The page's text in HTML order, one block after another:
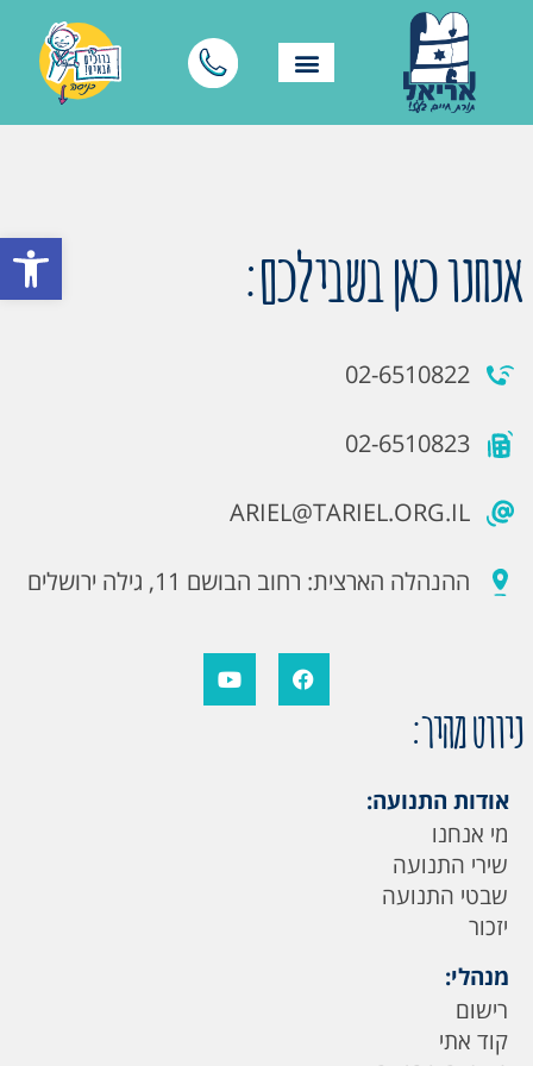
פתח אנחנו כאן בשבילכם:
02-6510822
02-6510823
ARIEL@TARIEL.ORG.IL
ההנהלה הארצית: רחוב הבושם 11, גילה ירושלים
ניווט מהיר:
אודות התנועה:
מי אנחנו
שירי התנועה
שבטי התנועה
יזכור
מנהלי:
רישום
קוד אתי